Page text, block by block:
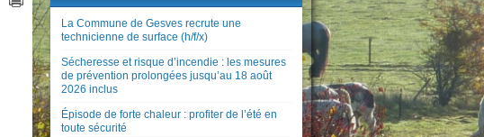
La Commune de Gesves recrute une
technicienne de surface (h/f/x)
Sécheresse et risque d’incendie : les mesures
de prévention prolongées jusqu’au 18 août
2026 inclus
Épisode de forte chaleur : profiter de l’été en
toute sécurité